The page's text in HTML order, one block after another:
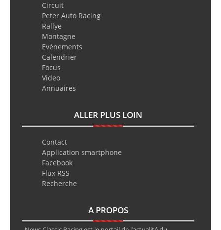
Circuit
Peter Auto Racing
Rallye
Montagne
Evènements
Calendrier
Focus
Video
Annuaires
ALLER PLUS LOIN
Contact
Application smartphone
Facebook
Flux RSS
Recherche
A PROPOS